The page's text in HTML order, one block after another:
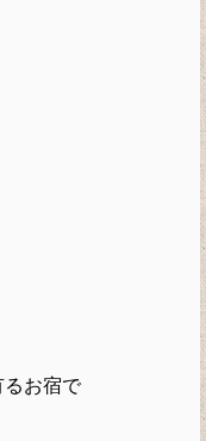
るお宿で